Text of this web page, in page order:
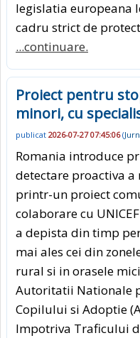
legislatia europeana
cadru strict de
...continuare.
Proiect pentru
minori, cu
publicat 2026-07-27 07:45:06(
Romania introduce
detectare proactiva
printr-un proiect
colaborare cu
a depista din timp
mai ales cei din
rural si in orasele
Autoritatii Nationale
Copilului si Adoptie
Impotriva Traficului